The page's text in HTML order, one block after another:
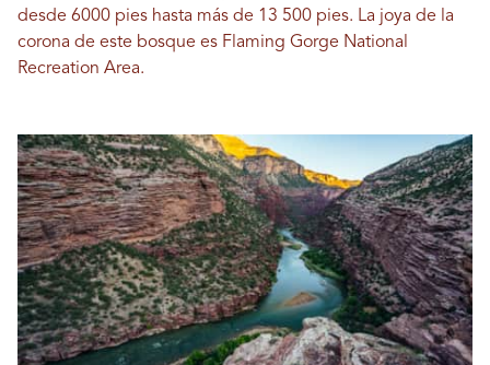
desde 6000 pies hasta más de 13 500 pies. La joya de la
corona de este bosque es Flaming Gorge National
Recreation Area.